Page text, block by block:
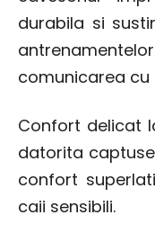
durabila si
comunicarea cu
Confort delicat
datorita
confort
caii sensibili.